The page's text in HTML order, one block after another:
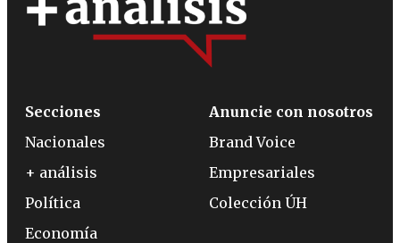
Secciones
Nacionales
+ análisis
Política
Economía
Anuncie con nosotros
Brand Voice
Empresariales
Colección ÚH